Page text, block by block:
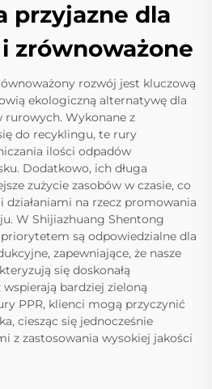
przyjazne dla
zrównoważone
rozwój jest kluczową
ekologiczną alternatywę dla
rurowych. Wykonane z
do recyklingu, te rury
ilości odpadów
Dodatkowo, ich długa
zużycie zasobów w czasie, co
na rzecz promowania
W Shijiazhuang Shentong
są odpowiedzialne dla
zapewniające, że nasze
się doskonałą
bardziej zieloną
PPR, klienci mogą przyczynić
ciesząc się jednocześnie
z zastosowania wysokiej jakości